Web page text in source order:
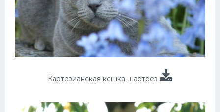
Картезианская кошка шартрез